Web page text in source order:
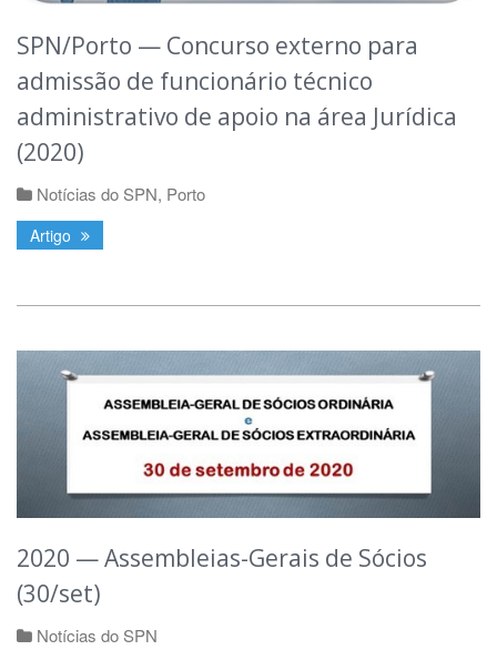
SPN/Porto — Concurso externo para
admissão de funcionário técnico
administrativo de apoio na área Jurídica
(2020)
Notícias do SPN, Porto
Artigo
2020 — Assembleias-Gerais de Sócios
(30/set)
Notícias do SPN